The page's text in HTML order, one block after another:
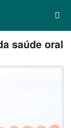
saúde oral